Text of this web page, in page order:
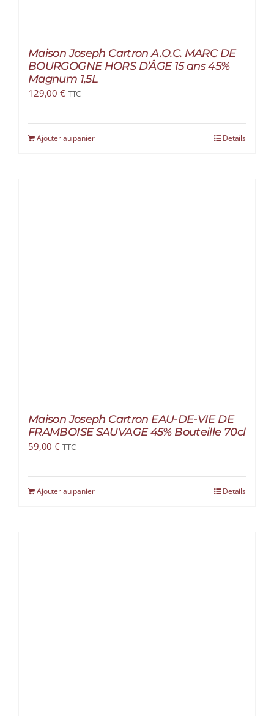
Maison Joseph Cartron A.O.C. MARC DE
BOURGOGNE HORS D’ÂGE 15 ans 45%
Magnum 1,5L
129,00 € TTC
Ajouter au panier Details
Maison Joseph Cartron EAU-DE-VIE DE
FRAMBOISE SAUVAGE 45% Bouteille 70cl
59,00€ TTC
Ajouter au panier Details